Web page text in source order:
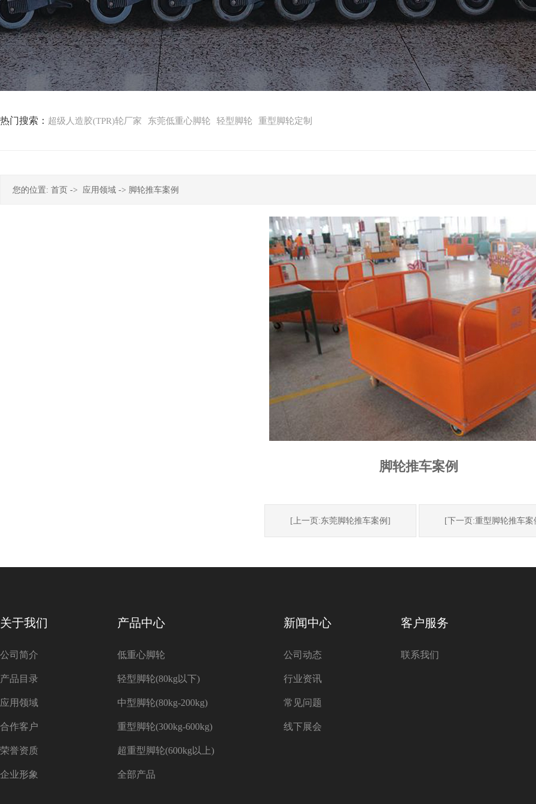
热门搜索： 超级人造胶(TPR)轮厂家 东莞低重心脚轮 轻型脚轮 重型脚轮定制
您的位置: 首页 -> 应用领域 -> 脚轮推车案例
脚轮推车案例
[上一页:东莞脚轮推车案例] [下一页:重型脚轮推车案
关于我们
公司简介
产品目录
应用领域
合作客户
荣誉资质
企业形象
产品中心
低重心脚轮
轻型脚轮(80kg以下)
中型脚轮(80kg-200kg)
重型脚轮(300kg-600kg)
超重型脚轮(600kg以上)
全部产品
新闻中心
公司动态
行业资讯
常见问题
线下展会
客户服务
联系我们